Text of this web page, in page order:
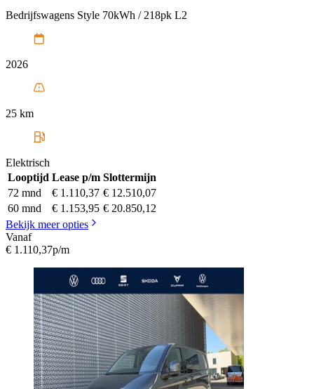
Bedrijfswagens Style 70kWh / 218pk L2
2026
25 km
Elektrisch
Looptijd Lease p/m Slottermijn
72 mnd
€ 1.110,37 € 12.510,07
60 mnd
€ 1.153,95 € 20.850,12
Bekijk meer opties
Vanaf
€ 1.110,37p/m